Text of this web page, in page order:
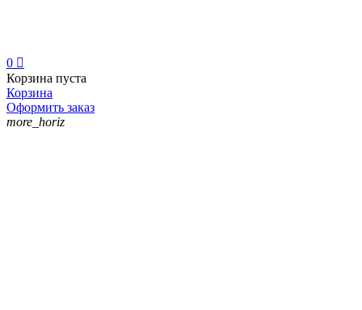
0 
Корзина пуста
Корзина
Оформить заказ
more_horiz